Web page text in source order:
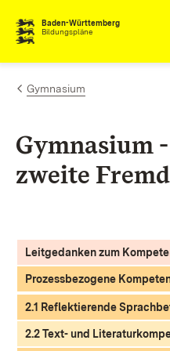
Zum Inhalt springen
Baden-Württemberg
Bildungspläne
Gymnasium
Gymnasium
zweite
Leitgedanken zum
Prozessbezogene
2.1 Reflektierende
2.2 Text- und